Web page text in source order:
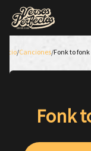
Inicio/Canciones/Fonk to
Fonk